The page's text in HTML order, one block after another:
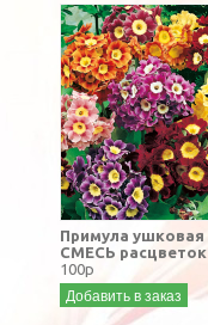
Примула ушковая
СМЕСЬ расцветок
100р
Добавить в заказ